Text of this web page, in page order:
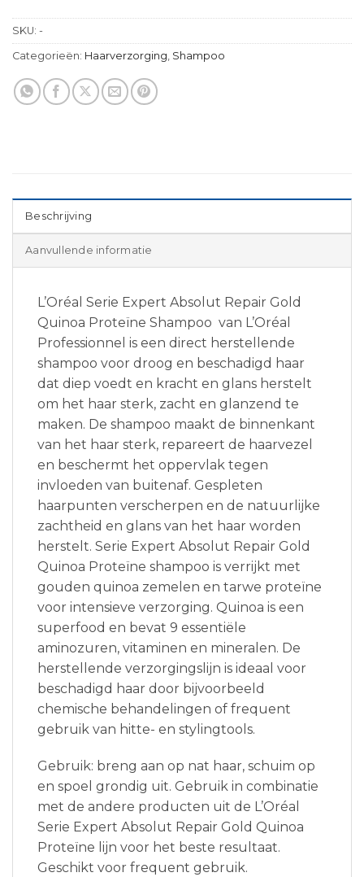
SKU: -
Categorieën: Haarverzorging Shampoo
Beschrijving
Aanvullende informatie
L’Oréal Serie Expert Absolut Repair Gold
Quinoa Proteïne Shampoo van L’Oréal
Professionnel is een direct herstellende
shampoo voor droog en beschadigd haar
dat diep voedt en kracht en glans herstelt
om het haar sterk, zacht en glanzend te
maken. De shampoo maakt de binnenkant
van het haar sterk, repareert de haarvezel
en beschermt het oppervlak tegen
invloeden van buitenaf. Gespleten
haarpunten verscherpen en de natuurlijke
zachtheid en glans van het haar worden
herstelt. Serie Expert Absolut Repair Gold
Quinoa Proteïne shampoo is verrijkt met
gouden quinoa zemelen en tarwe proteïne
voor intensieve verzorging. Quinoa is een
superfood en bevat 9 essentiële
aminozuren, vitaminen en mineralen. De
herstellende verzorgingslijn is ideaal voor
beschadigd haar door bijvoorbeeld
chemische behandelingen of frequent
gebruik van hitte- en stylingtools.
Gebruik: breng aan op nat haar, schuim op
en spoel grondig uit. Gebruik in combinatie
met de andere producten uit de L’Oréal
Serie Expert Absolut Repair Gold Quinoa
Proteïne lijn voor het beste resultaat.
Geschikt voor frequent gebruik.